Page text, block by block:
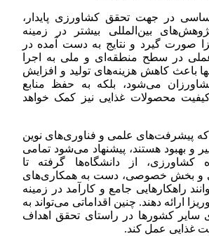
در جهت تحقق کشاورزی پایدار،
بین‌المللی بیشتر در زمینه
صورت گیرد و نتایج به دست آمده در
در سطح منطقه‌ای و ملی به اجرا
باعث کاهش هزینه‌های تولید و افزایش
می‌شود، بلکه به حفظ منابع
محصولات غذایی نیز کمک خواهد
که پیشرفت‌های علمی و فناوری‌های نوین
و بهبود هستند، پیشنهاد می‌شود تمامی
کشاورزی، از دانشگاه‌ها گرفته تا
و بخش خصوصی، دست به همکاری‌های
راهکارهایی جامع و کارآمد در زمینه
ارائه دهند. چنین اقداماتی می‌تواند به
سایر کشورها در راستای تحقق اهداف
غذایی عمل کند.